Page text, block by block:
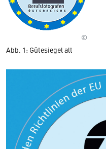
©
Abb. 1: Gütesiegel alt